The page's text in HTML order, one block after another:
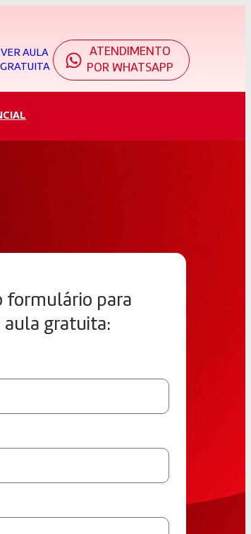
VER AULA
GRATUITA
ATENDIMENTO
POR WHATSAPP
formulário para
aula gratuita: